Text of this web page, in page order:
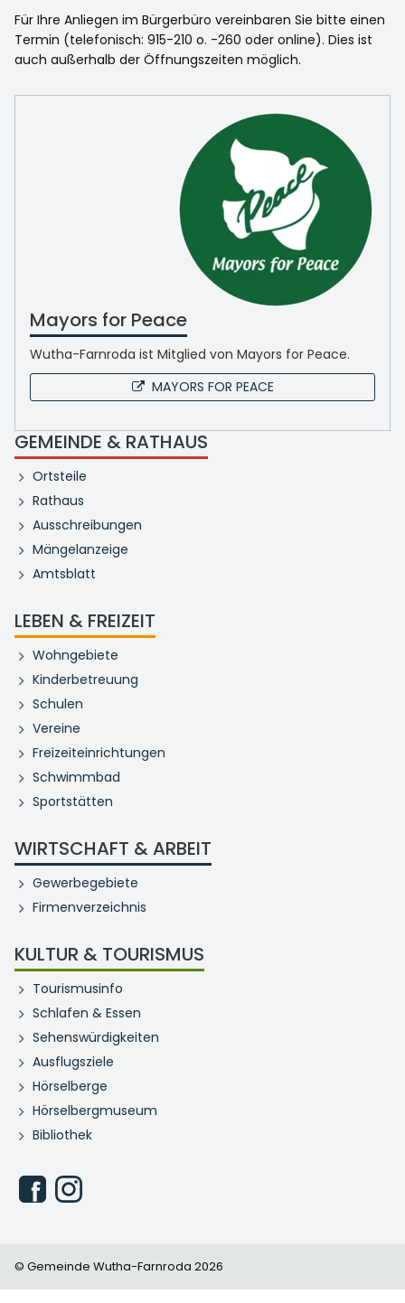
Für Ihre Anliegen im Bürgerbüro vereinbaren Sie bitte einen
Termin (telefonisch: 915-210 o. -260 oder online). Dies ist
auch außerhalb der Öffnungszeiten möglich.
Mayors for Peace
Wutha-Farnroda ist Mitglied von Mayors for Peace.
MAYORS FOR PEACE
GEMEINDE & RATHAUS
Ortsteile
Rathaus
Ausschreibungen
Mängelanzeige
Amtsblatt
LEBEN & FREIZEIT
Wohngebiete
Kinderbetreuung
Schulen
Vereine
Freizeiteinrichtungen
Schwimmbad
Sportstätten
WIRTSCHAFT & ARBEIT
Gewerbegebiete
Firmenverzeichnis
KULTUR & TOURISMUS
Tourismusinfo
Schlafen & Essen
Sehenswürdigkeiten
Ausflugsziele
Hörselberge
Hörselbergmuseum
Bibliothek
© Gemeinde Wutha-Farnroda 2026